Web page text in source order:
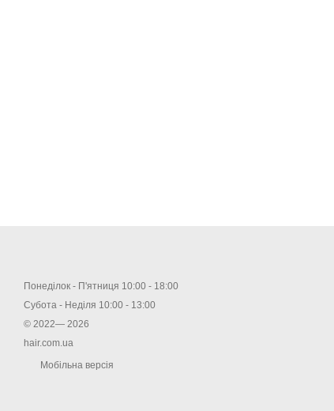
Понеділок - П'ятниця 10:00 - 18:00
Субота - Неділя 10:00 - 13:00
© 2022— 2026
hair.com.ua
Мобільна версія